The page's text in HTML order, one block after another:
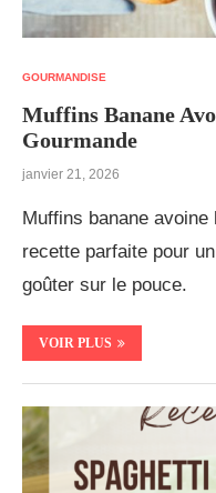
GOURMANDISE
Muffins Banane
Gourmande
janvier 21, 2026
Muffins banane
recette parfaite pour
goûter sur le pouce.
VOIR PLUS